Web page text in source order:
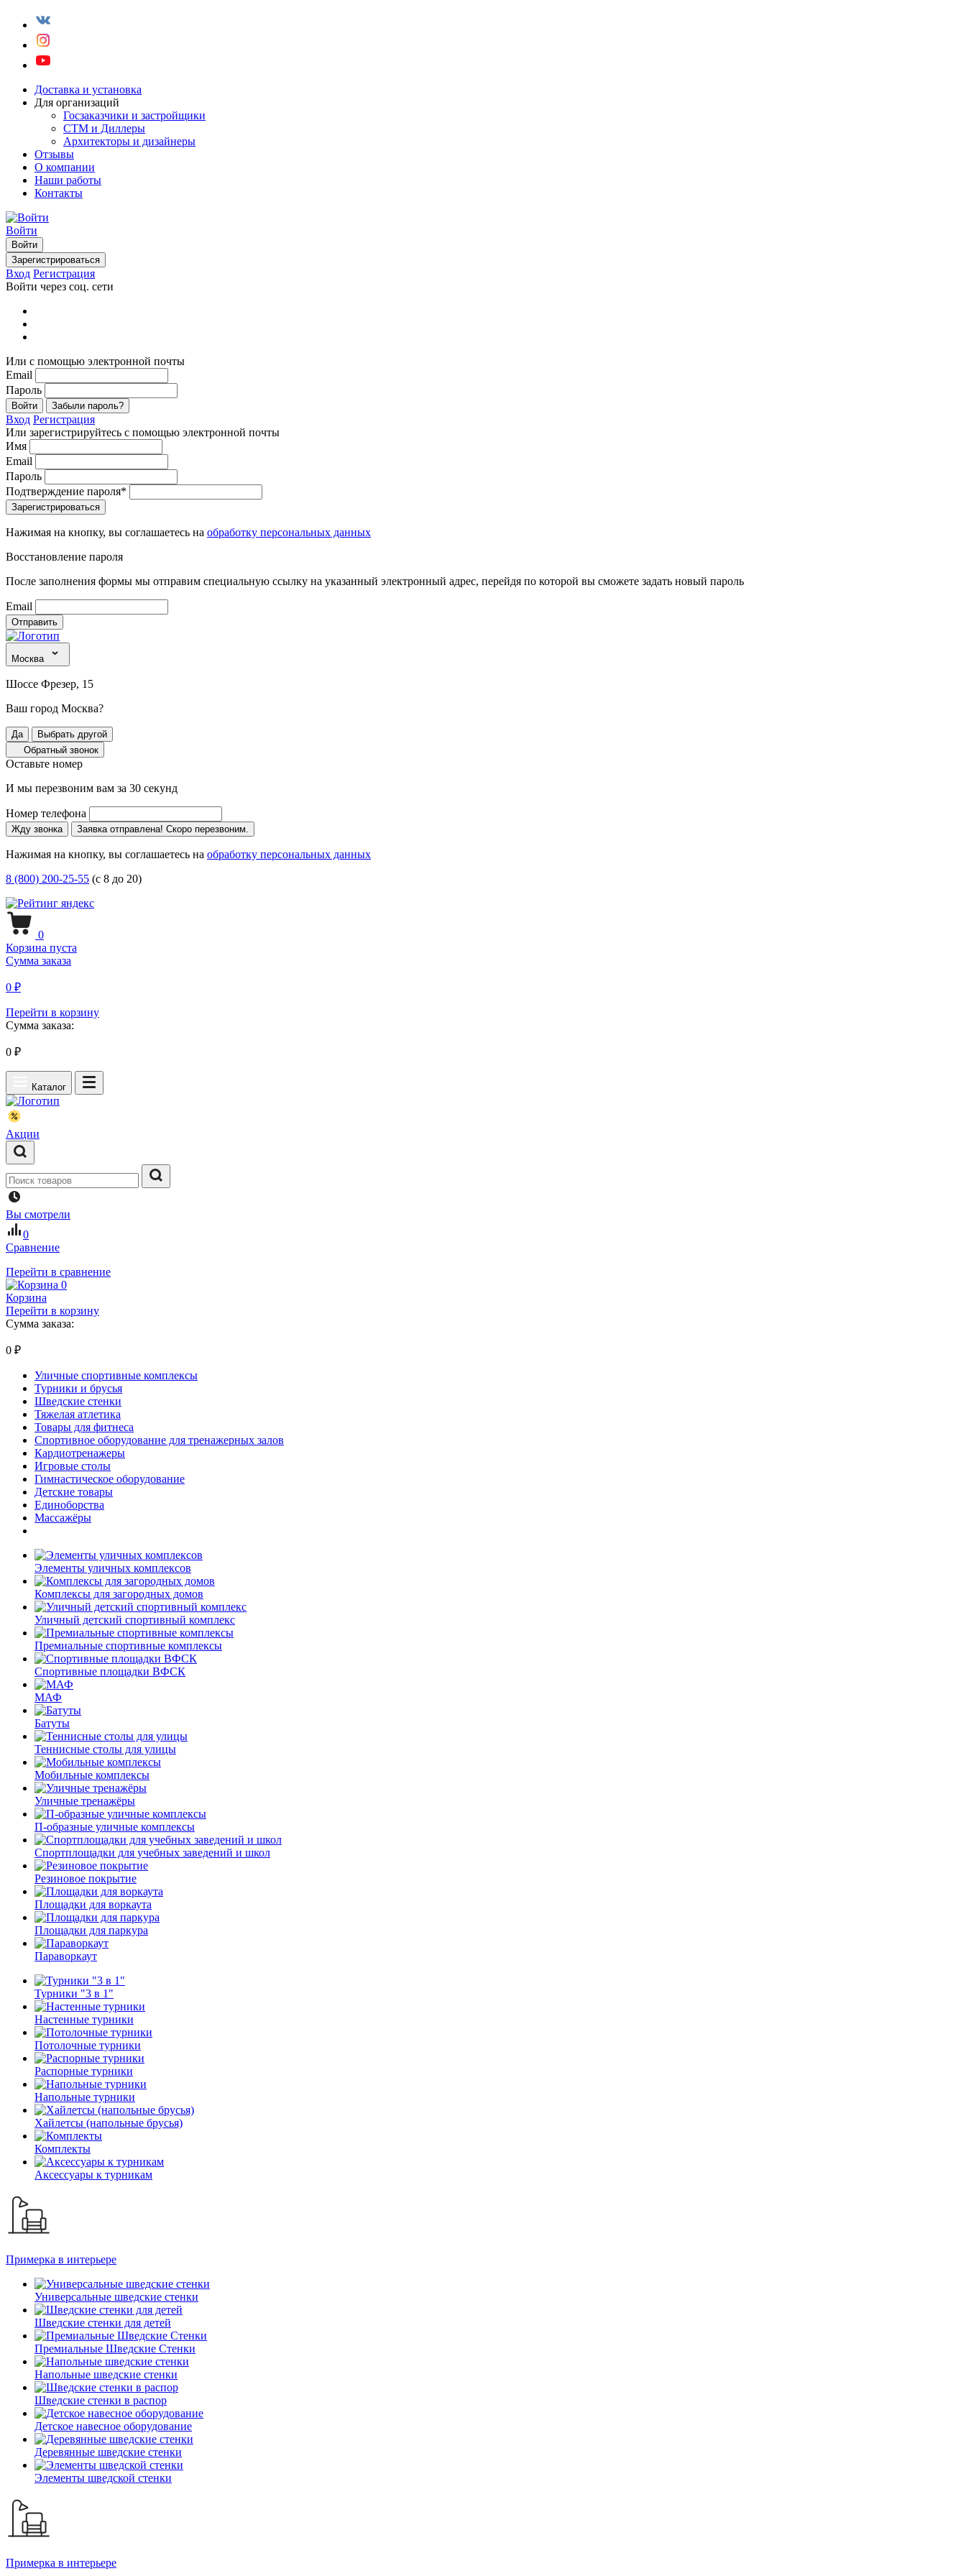
Доставка и установка
Для организаций
Госзаказчики и застройщики
СТМ и Диллеры
Архитекторы и дизайнеры
Отзывы
О компании
Наши работы
Контакты
Войти
Войти
Зарегистрироваться
Вход Регистрация
Войти через соц. сети
Или с помощью электронной почты
Email
Пароль
Войти Забыли пароль?
Вход Регистрация
Или зарегистрируйтесь с помощью электронной почты
Имя
Email
Пароль
Подтверждение пароля*
Зарегистрироваться
Нажимая на кнопку, вы соглашаетесь на обработку персональных данных
Восстановление пароля
После заполнения формы мы отправим специальную ссылку на указанный электронный адрес, перейдя по которой вы сможете задать новый пароль
Email
Отправить
Москва
Шоссе Фрезер, 15
Ваш город Москва?
Да
Выбрать другой
Обратный звонок
Оставьте номер
И мы перезвоним вам за 30 секунд
Номер телефона
Жду звонка Заявка отправлена! Скоро перезвоним.
Нажимая на кнопку, вы соглашаетесь на обработку персональных данных
8 (800) 200-25-55 (с 8 до 20)
0
Корзина пуста
Сумма заказа
0 ₽
Перейти в корзину
Сумма заказа:
0 ₽
Каталог
Акции
Вы смотрели
0
Сравнение
Перейти в сравнение
0
Корзина
Перейти в корзину
Сумма заказа:
0 ₽
Уличные спортивные комплексы
Турники и брусья
Шведские стенки
Тяжелая атлетика
Товары для фитнеса
Спортивное оборудование для тренажерных залов
Кардиотренажеры
Игровые столы
Гимнастическое оборудование
Детские товары
Единоборства
Массажёры
Элементы уличных комплексов
Комплексы для загородных домов
Уличный детский спортивный комплекс
Премиальные спортивные комплексы
Спортивные площадки ВФСК
МАФ
Батуты
Теннисные столы для улицы
Мобильные комплексы
Уличные тренажёры
П-образные уличные комплексы
Спортплощадки для учебных заведений и школ
Резиновое покрытие
Площадки для воркаута
Площадки для паркура
Параворкаут
Турники "3 в 1"
Настенные турники
Потолочные турники
Распорные турники
Напольные турники
Хайлетсы (напольные брусья)
Комплекты
Аксессуары к турникам
Примерка в интерьере
Универсальные шведские стенки
Шведские стенки для детей
Премиальные Шведские Стенки
Напольные шведские стенки
Шведские стенки в распор
Детское навесное оборудование
Деревянные шведские стенки
Элементы шведской стенки
Примерка в интерьере